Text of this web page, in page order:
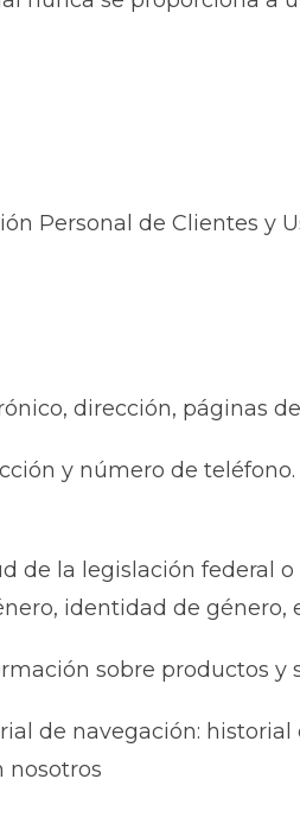
Personal de Clientes y
dirección, páginas
y número de
la legislación federal
identidad de género,
sobre productos y
de navegación:
nosotros